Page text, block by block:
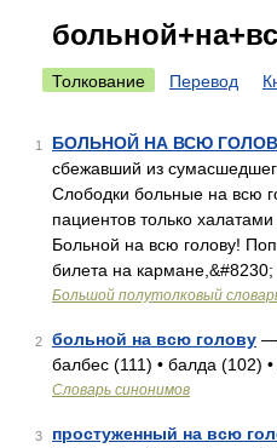
Толкование Перевод
1 БОЛЬНОЙ НА ВСЮ
сбежавший из
Слободки больные на всю
пациентов только
Больной на всю голову!
билета на кармане,&#8230;
Большой полутолковый
2 больной на всю голову —
балбес (111) • балда (102)
Словарь синонимов
3 простуженный на всю